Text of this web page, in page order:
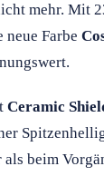
mehr. Mit
neue Farbe
Ceramic
beim